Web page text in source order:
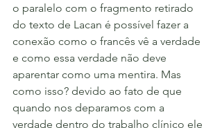
o paralelo com o fragmento retirado
do texto de Lacan é possível fazer a
conexão como o francês vê a verdade
e como essa verdade não deve
aparentar como uma mentira. Mas
como isso? devido ao fato de que
quando nos deparamos com a
verdade dentro do trabalho clínico ele